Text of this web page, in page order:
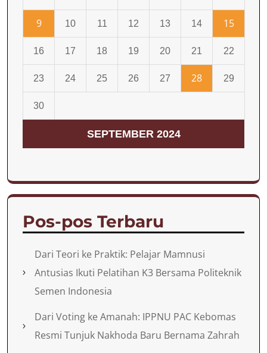
SEPTEMBER 2024
9 10 11 12 13 14 15
16 17 18 19 20 21 22
23 24 25 26 27 28 29
30
Pos-pos Terbaru
Dari Teori ke Praktik: Pelajar Mamnusi
Antusias Ikuti Pelatihan K3 Bersama Politeknik
Semen Indonesia
Dari Voting ke Amanah: IPPNU PAC Kebomas
Resmi Tunjuk Nakhoda Baru Bernama Zahrah